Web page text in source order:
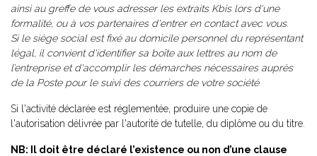
ainsi au greffe de vous adresser les extraits Kbis lors d'une
formalité, ou à vos partenaires d'entrer en contact avec vous.
Si le siège social est fixé au domicile personnel du représentant
légal, il convient d'identifier sa boîte aux lettres au nom de
l’entreprise et d'accomplir les démarches nécessaires auprès
de la Poste pour le suivi des courriers de votre société
Si l'activité déclarée est réglementée, produire une copie de
l'autorisation délivrée par l'autorité de tutelle, du diplôme ou du titre.
NB: Il doit être déclaré l’existence ou non d’une clause